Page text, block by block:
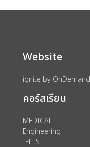
assignment ลงทะเบียน
Website
ignite by OnDemand
คอร์สเรียน
MEDICAL
Engineering
IELTS